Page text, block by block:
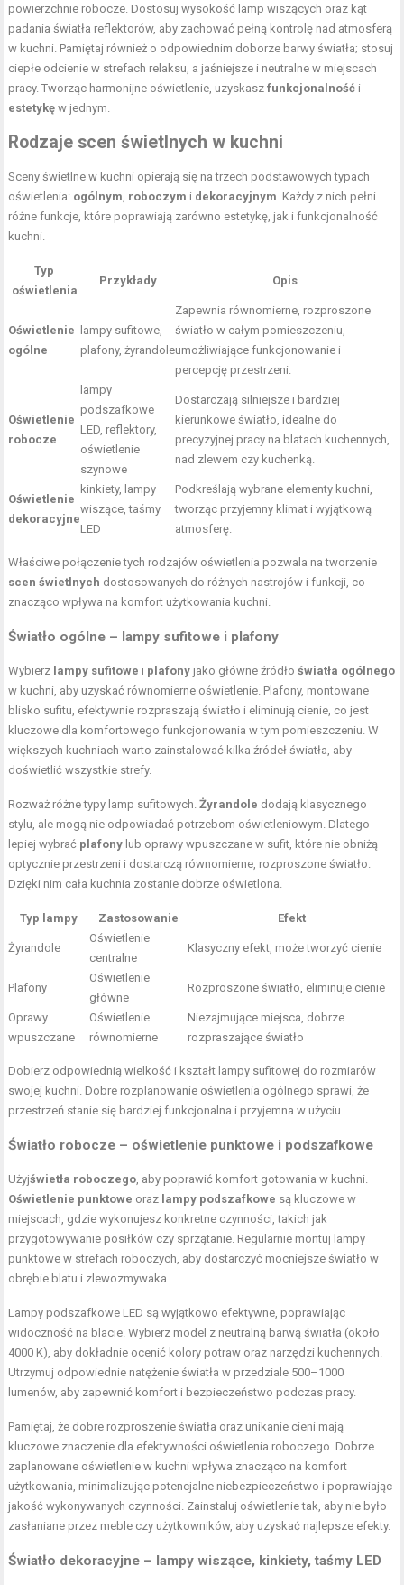
powierzchnie robocze. Dostosuj wysokość lamp wiszących oraz kąt
padania światła reflektorów, aby zachować pełną kontrolę nad atmosferą
w kuchni. Pamiętaj również o odpowiednim doborze barwy światła; stosuj
ciepłe odcienie w strefach relaksu, a jaśniejsze i neutralne w miejscach
pracy. Tworząc harmonijne oświetlenie, uzyskaszfunkcjonalność i
estetykę w jednym.
Rodzajescen świetlnych w kuchni
Sceny świetlne w kuchni opierają się na trzech podstawowych typach
oświetlenia: ogólnym roboczym i dekoracyjnym . Każdy z nich pełni
różne funkcje, które poprawiają zarówno estetykę, jak i funkcjonalność
kuchni.
Typ
oświetlenia
Przykłady Opis
Oświetlenie
ogólne
lampy sufitowe,
plafony, żyrandole
Zapewnia równomierne, rozproszone
światło w całym pomieszczeniu,
umożliwiające funkcjonowanie i
percepcję przestrzeni.
Oświetlenie
robocze
lampy
podszafkowe
LED, reflektory,
oświetlenie
szynowe
Dostarczają silniejsze i bardziej
kierunkowe światło, idealne do
precyzyjnej pracy na blatach kuchennych,
nad zlewem czy kuchenką.
Oświetlenie
dekoracyjne
kinkiety, lampy
wiszące, taśmy
LED
Podkreślają wybrane elementy kuchni,
tworząc przyjemny klimat i wyjątkową
atmosferę.
Właściwe połączenie tych rodzajów oświetlenia pozwala na tworzenie
scen świetlnych dostosowanych do różnych nastrojów i funkcji, co
znacząco wpływa na komfort użytkowania kuchni.
Światło ogólne – lampy sufitowe i plafony
Wybierz lampy sufitowe i plafony jako główne źródłoświatła ogólnego
w kuchni, aby uzyskać równomierne oświetlenie. Plafony, montowane
blisko sufitu, efektywnie rozpraszają światło i eliminują cienie, co jest
kluczowe dla komfortowego funkcjonowania w tym pomieszczeniu. W
większych kuchniach warto zainstalować kilka źródeł światła, aby
doświetlić wszystkie strefy.
Rozważ różne typy lamp sufitowych.Żyrandole dodają klasycznego
stylu, ale mogą nie odpowiadać potrzebom oświetleniowym. Dlatego
lepiej wybrać plafony lub oprawy wpuszczane w sufit, które nie obniżą
optycznie przestrzeni i dostarczą równomierne, rozproszone światło.
Dzięki nim cała kuchnia zostanie dobrze oświetlona.
Typ lampy Zastosowanie Efekt
Żyrandole
Oświetlenie
centralne
Klasyczny efekt, może tworzyć cienie
Plafony
Oświetlenie
główne
Rozproszone światło, eliminuje cienie
Oprawy
wpuszczane
Oświetlenie
równomierne
Niezajmujące miejsca, dobrze
rozpraszające światło
Dobierz odpowiednią wielkość i kształt lampy sufitowej do rozmiarów
swojej kuchni. Dobre rozplanowanie oświetlenia ogólnego sprawi, że
przestrzeń stanie się bardziej funkcjonalna i przyjemna w użyciu.
Światło robocze – oświetlenie punktowe i podszafkowe
Użyjświetła roboczego , aby poprawić komfort gotowania w kuchni.
Oświetlenie punktowe oraz lampy podszafkowe są kluczowe w
miejscach, gdzie wykonujesz konkretne czynności, takich jak
przygotowywanie posiłków czy sprzątanie. Regularnie montuj lampy
punktowe w strefach roboczych, aby dostarczyć mocniejsze światło w
obrębie blatu i zlewozmywaka.
Lampy podszafkowe LED są wyjątkowo efektywne, poprawiając
widoczność na blacie. Wybierz model z neutralną barwą światła (około
4000 K), aby dokładnie ocenić kolory potraw oraz narzędzi kuchennych.
Utrzymuj odpowiednie natężenie światła w przedziale 500–1000
lumenów, aby zapewnić komfort i bezpieczeństwo podczas pracy.
Pamiętaj, że dobre rozproszenie światła oraz unikanie cieni mają
kluczowe znaczenie dla efektywności oświetlenia roboczego. Dobrze
zaplanowane oświetlenie w kuchni wpływa znacząco na komfort
użytkowania, minimalizując potencjalne niebezpieczeństwo i poprawiając
jakość wykonywanych czynności. Zainstaluj oświetlenie tak, aby nie było
zasłaniane przez meble czy użytkowników, aby uzyskać najlepsze efekty.
Światło dekoracyjne – lampy wiszące, kinkiety, taśmy LED